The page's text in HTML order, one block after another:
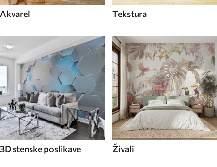
Akvarel Tekstura
3D stenske poslikave Živali